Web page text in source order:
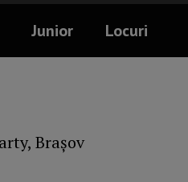
Junior Locuri
Brașov